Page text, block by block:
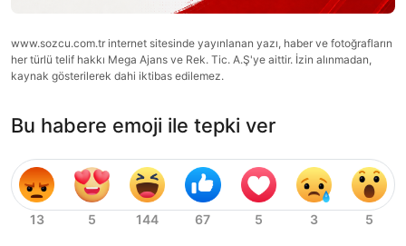
www.sozcu.com.tr internet sitesinde yayınlanan yazı, haber ve fotoğrafların
her türlü telif hakkı Mega Ajans ve Rek. Tic. A.Ş'ye aittir. İzin alınmadan,
kaynak gösterilerek dahi iktibas edilemez.
Bu habere emoji ile tepki ver